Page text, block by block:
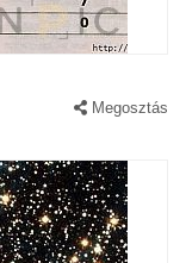
Megosztás